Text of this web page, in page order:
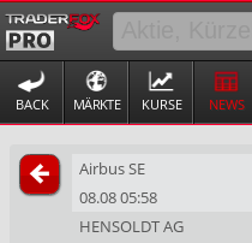
BACK MÄRKTE KURSE NEWS
Airbus SE
08.08 05:58
HENSOLDT AG